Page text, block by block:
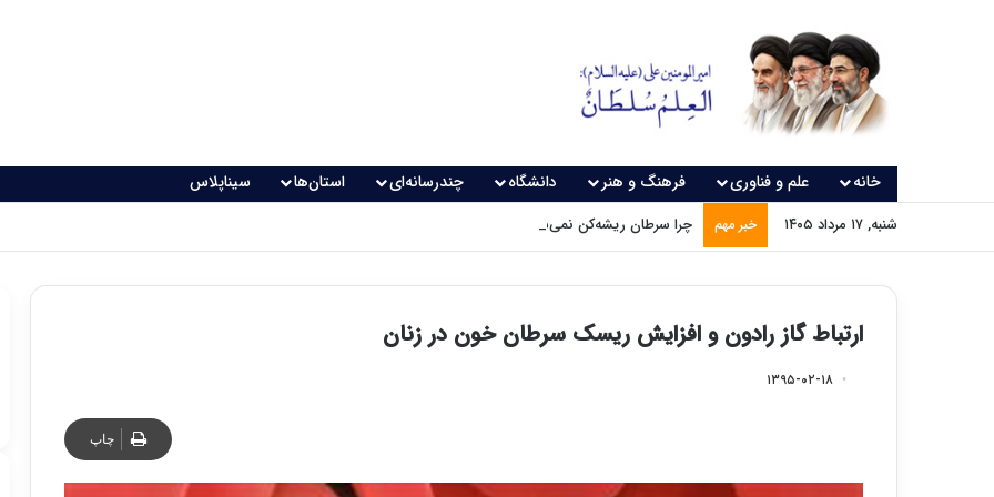
خانه علم و فناوری فرهنگ و هنر دانشگاه چندرسانه‌ای استان‌ها سیناپلاس
شنبه, ۱۷ مرداد ۱۴۰۵ خبر مهم چرا سرطان ریشه‌کن نمی‌شود؟
ارتباط گاز رادون و افزایش ریسک سرطان خون در زنان
۱۳۹۵-۰۲-۱۸
چاپ